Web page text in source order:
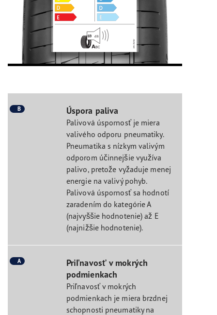
B Úspora paliva
Palivová úspornosť je miera
valivého odporu pneumatiky.
Pneumatika s nízkym valivým
odporom účinnejšie využíva
palivo, pretože vyžaduje menej
energie na valivý pohyb.
Palivová úspornosť sa hodnotí
zaradením do kategórie A
(najvyššie hodnotenie) až E
(najnižšie hodnotenie).
A
Priľnavosť v mokrých
podmienkach
Priľnavosť v mokrých
podmienkach je miera brzdnej
schopnosti pneumatiky na